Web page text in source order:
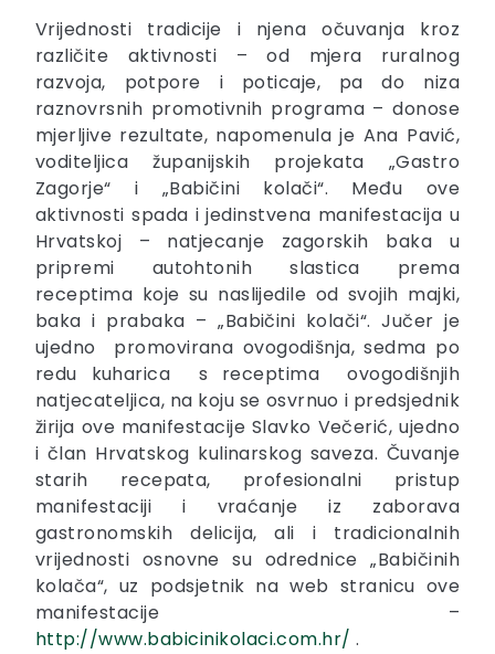
Vrijednosti tradicije i njena očuvanja kroz
različite aktivnosti – od mjera ruralnog
razvoja, potpore i poticaje, pa do niza
raznovrsnih promotivnih programa – donose
mjerljive rezultate, napomenula je Ana Pavić,
voditeljica županijskih projekata „Gastro
Zagorje“ i „Babičini kolači“. Među ove
aktivnosti spada i jedinstvena manifestacija u
Hrvatskoj – natjecanje zagorskih baka u
pripremi autohtonih slastica prema
receptima koje su naslijedile od svojih majki,
baka i prabaka – „Babičini kolači“. Jučer je
ujedno promovirana ovogodišnja, sedma po
redu kuharica s receptima ovogodišnjih
natjecateljica, na koju se osvrnuo i predsjednik
žirija ove manifestacije Slavko Večerić, ujedno
i član Hrvatskog kulinarskog saveza. Čuvanje
starih recepata, profesionalni pristup
manifestaciji i vraćanje iz zaborava
gastronomskih delicija, ali i tradicionalnih
vrijednosti osnovne su odrednice „Babičinih
kolača“, uz podsjetnik na web stranicu ove
manifestacije –
http://www.babicinikolaci.com.hr/ .